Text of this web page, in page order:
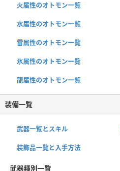
火属性のオトモン一覧
水属性のオトモン一覧
雷属性のオトモン一覧
氷属性のオトモン一覧
龍属性のオトモン一覧
装備一覧
武器一覧とスキル
装飾品一覧と入手方法
武器種別一覧